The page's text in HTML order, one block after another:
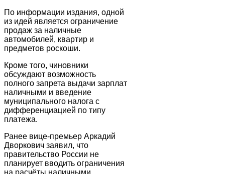
По информации издания, одной
из идей является ограничение
продаж за наличные
автомобилей, квартир и
предметов роскоши.
Кроме того, чиновники
обсуждают возможность
полного запрета выдачи зарплат
наличными и введение
муниципального налога с
дифференциацией по типу
платежа.
Ранее вице-премьер Аркадий
Дворкович заявил, что
правительство России не
планирует вводить ограничения
на расчёты наличными